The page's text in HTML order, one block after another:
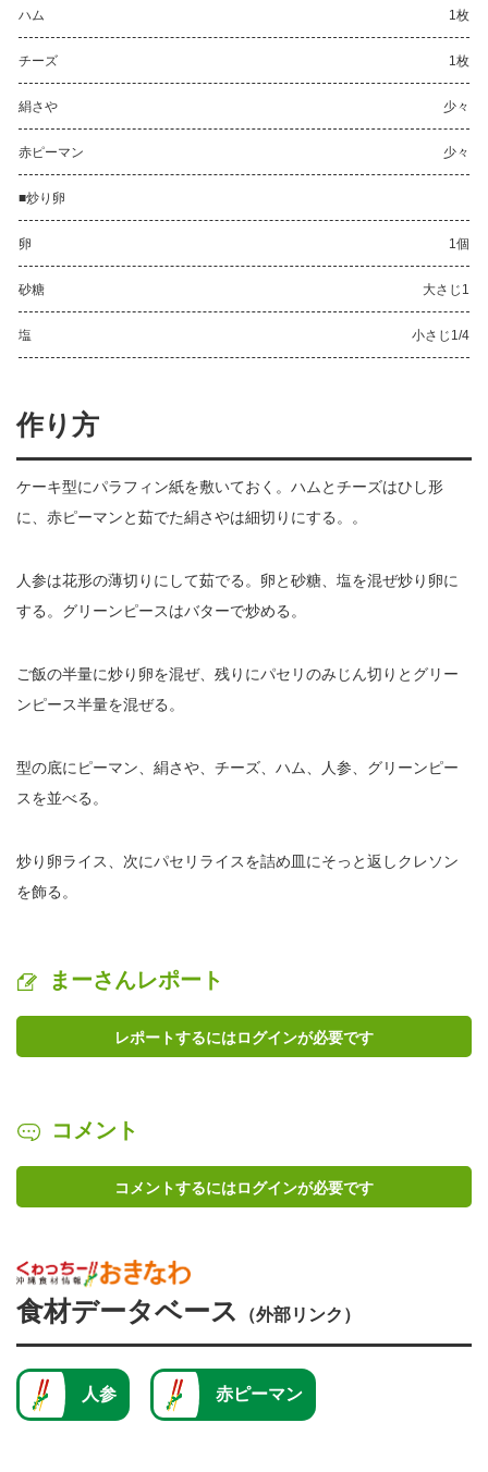
ハム 1枚
チーズ 1枚
絹さや 少々
赤ピーマン 少々
■炒り卵
卵 1個
砂糖 大さじ1
塩 小さじ1/4
作り方
ケーキ型にパラフィン紙を敷いておく。ハムとチーズはひし形
に、赤ピーマンと茹でた絹さやは細切りにする。。
人参は花形の薄切りにして茹でる。卵と砂糖、塩を混ぜ炒り卵に
する。グリーンピースはバターで炒める。
ご飯の半量に炒り卵を混ぜ、残りにパセリのみじん切りとグリー
ンピース半量を混ぜる。
型の底にピーマン、絹さや、チーズ、ハム、人参、グリーンピー
スを並べる。
炒り卵ライス、次にパセリライスを詰め皿にそっと返しクレソン
を飾る。
まーさんレポート
レポートするにはログインが必要です
コメント
コメントするにはログインが必要です
食材データベース （外部リンク）
人参 赤ピーマン